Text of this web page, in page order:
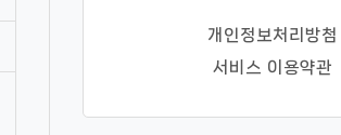
개인정보처리방첨
서비스 이용약관